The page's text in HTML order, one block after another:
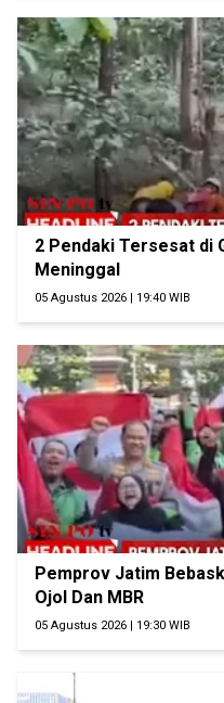
2 Pendaki Tersesat di
Meninggal
05 Agustus 2026 | 19:40 WIB
Pemprov Jatim
Ojol Dan MBR
05 Agustus 2026 | 19:30 WIB